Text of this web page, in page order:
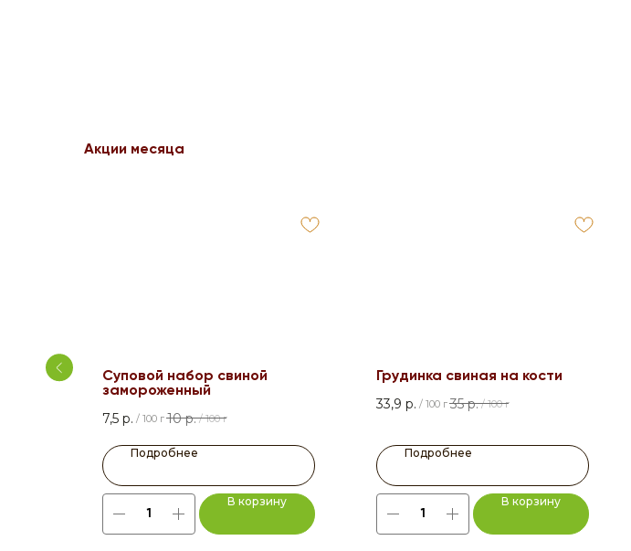
Акции месяца
Суповой набор свиной
замороженный
7,5 р. / 100 г 10 р. / 100 г
Подробнее
В корзину
Грудинка свиная на кости
33,9 р. / 100 г 35 р. / 100 г
Подробнее
В корзину